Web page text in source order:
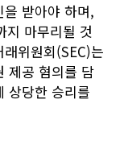
받아야 하며,
지 마무리될 것
위원회(SEC)는
제공 혐의를 담
상당한 승리를